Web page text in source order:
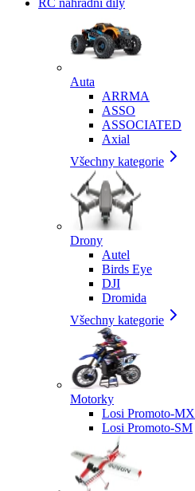
RC náhradní díly
Auta
ARRMA
ASSO
ASSOCIATED
Axial
Všechny kategorie
Drony
Autel
Birds Eye
DJI
Dromida
Všechny kategorie
Motorky
Losi Promoto-MX
Losi Promoto-SM